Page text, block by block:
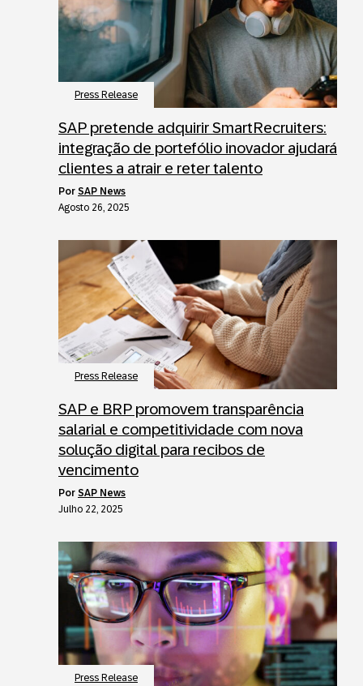
Press Release
SAP pretende adquirir SmartRecruiters:
integração de portefólio inovador ajudará
clientes a atrair e reter talento
por SAP News
Agosto 26, 2025
Press Release
SAP e BRP promovem transparência
salarial e competitividade com nova
solução digital para recibos de
vencimento
por SAP News
Julho 22, 2025
Press Release